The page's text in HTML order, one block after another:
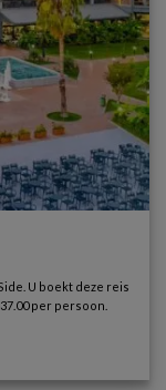
U boekt deze reis
per persoon.